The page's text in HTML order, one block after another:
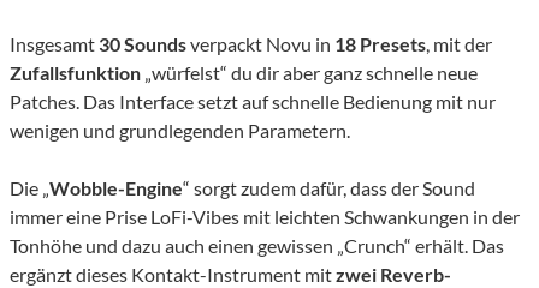
Insgesamt 30 Soundsverpackt Novu in 18 Presets, mit der
Zufallsfunktion „würfelst“ du dir aber ganz schnelle neue
Patches. Das Interface setzt auf schnelle Bedienung mit nur
wenigen und grundlegenden Parametern.
Die „Wobble-Engine“ sorgt zudem dafür, dass der Sound
immer eine Prise LoFi-Vibes mit leichten Schwankungen in der
Tonhöhe und dazu auch einen gewissen „Crunch“ erhält. Das
ergänzt dieses Kontakt-Instrument mitzwei Reverb-